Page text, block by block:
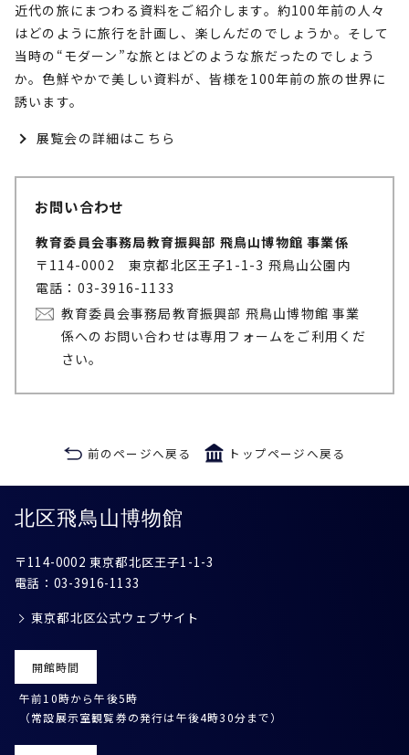
近代の旅にまつわる資料をご紹介します。約100年前の人々
はどのように旅行を計画し、楽しんだのでしょうか。そして
当時の“モダーン”な旅とはどのような旅だったのでしょう
か。色鮮やかで美しい資料が、皆様を100年前の旅の世界に
誘います。
展覧会の詳細はこちら
お問い合わせ
教育委員会事務局教育振興部 飛鳥山博物館 事業係
〒114-0002 東京都北区王子1-1-3 飛鳥山公園内
電話：03-3916-1133
教育委員会事務局教育振興部 飛鳥山博物館 事業
係へのお問い合わせは専用フォームをご利用くだ
さい。
前のページへ戻る トップページへ戻る
北区飛鳥山博物館
〒114-0002 東京都北区王子1-1-3
電話： 03-3916-1133
東京都北区公式ウェブサイト
開館時間
午前10時から午後5時
（常設展示室観覧券の発行は午後4時30分まで）